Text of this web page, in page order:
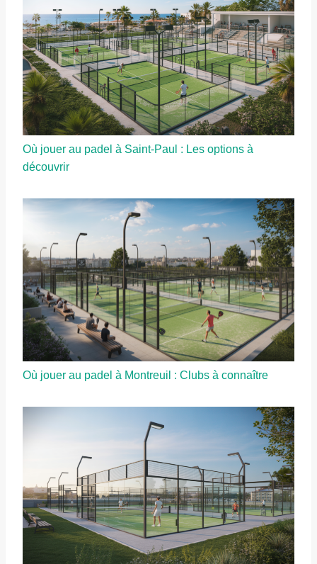
Où jouer au padel à Saint-Paul : Les options à
découvrir
Où jouer au padel à Montreuil : Clubs à connaître